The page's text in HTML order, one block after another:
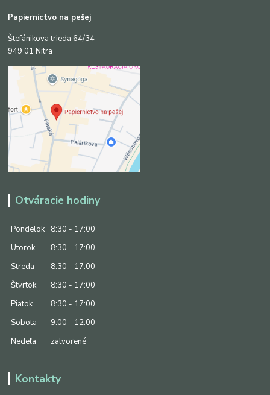
Papiernictvo na pešej
Štefánikova trieda 64/34
949 01 Nitra
Otváracie hodiny
Pondelok
8:30 - 17:00
Utorok
8:30 - 17:00
Streda
8:30 - 17:00
Štvrtok
8:30 - 17:00
Piatok
8:30 - 17:00
Sobota
9:00 - 12:00
Nedeľa
zatvorené
Kontakty